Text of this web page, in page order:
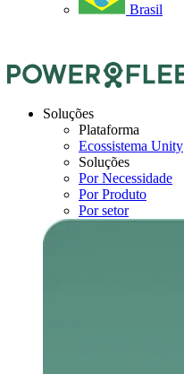
Brasil
Soluções
Plataforma
Ecossistema Unity
Soluções
Por Necessidade
Por Produto
Por setor